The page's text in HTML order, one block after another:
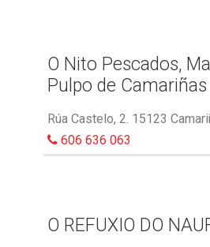
O Nito Pescados,
Pulpo de Camariñas
Rúa Castelo, 2. 15123
606 636 063
O REFUXIO DO